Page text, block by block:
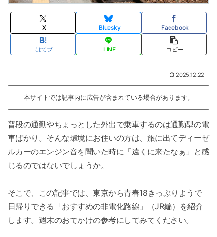
X Bluesky Facebook
はてブ LINE コピー
2025.12.22
本サイトでは記事内に広告が含まれている場合があります。
普段の通勤やちょっとした外出で乗車するのは通勤型の電
車ばかり。そんな環境にお住いの方は、旅に出てディーゼ
ルカーのエンジン音を聞いた時に「遠くに来たなぁ」と感
じるのではないでしょうか。
そこで、この記事では、東京から青春18きっぷりようで
日帰りできる「おすすめの非電化路線」（JR編）を紹介
します。週末のおでかけの参考にしてみてください。